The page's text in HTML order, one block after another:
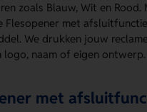
zoals Blauw, Wit en
Flesopener met
We drukken jouw
naam of eigen
met